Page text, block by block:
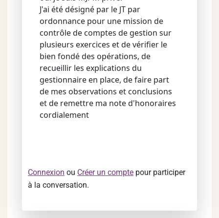
J'ai été désigné par le JT par
ordonnance pour une mission de
contrôle de comptes de gestion sur
plusieurs exercices et de vérifier le
bien fondé des opérations, de
recueillir les explications du
gestionnaire en place, de faire part
de mes observations et conclusions
et de remettre ma note d'honoraires
cordialement
Connexion ou Créer un compte pour participer
à la conversation.